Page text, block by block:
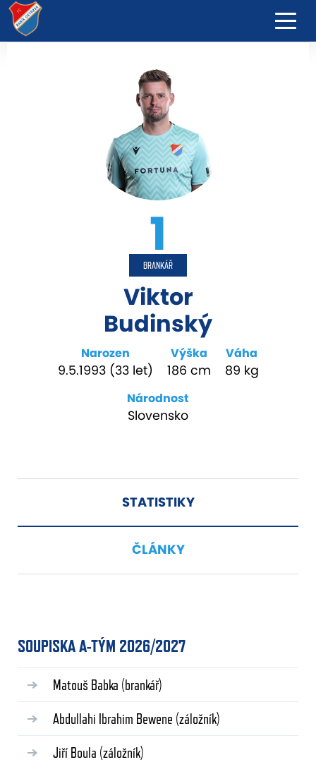
1
BRANKÁŘ
Viktor
Budinský
Narozen
9.5.1993 (33 let)
Výška
186 cm
Váha
89 kg
Národnost
Slovensko
STATISTIKY
ČLÁNKY
SOUPISKA A-TÝM 2026/2027
Matouš Babka (brankář)
Abdullahi Ibrahim Bewene (záložník)
Jiří Boula (záložník)